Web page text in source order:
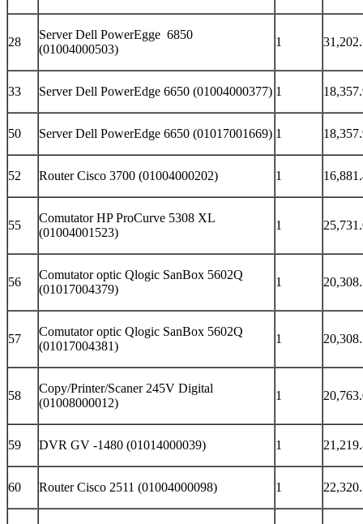
28
Server Dell PowerEgge 6850
(01004000503)
1
33 Server Dell PowerEdge 6650 (01004000377) 1
50 Server Dell PowerEdge 6650 (01017001669) 1
52 Router Cisco 3700 (01004000202) 1
55
Comutator HP ProCurve 5308 XL
(01004001523)
1
56
Comutator optic Qlogic SanBox 5602Q
(01017004379)
1
57
Comutator optic Qlogic SanBox 5602Q
(01017004381)
1
58
Copy/Printer/Scaner 245V Digital
(01008000012)
1
59 DVR GV -1480 (01014000039) 1
60 Router Cisco 2511 (01004000098) 1